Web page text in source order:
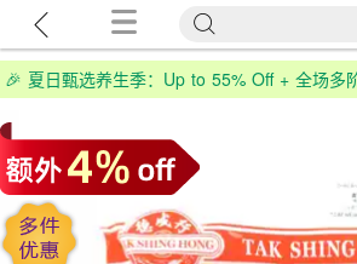
🎉 夏日甄选养生季：Up to 55% Off + 全场多